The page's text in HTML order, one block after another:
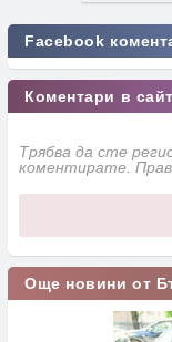
Facebook
Коментари в
Трябва да сте
коментирате.
Още новини от